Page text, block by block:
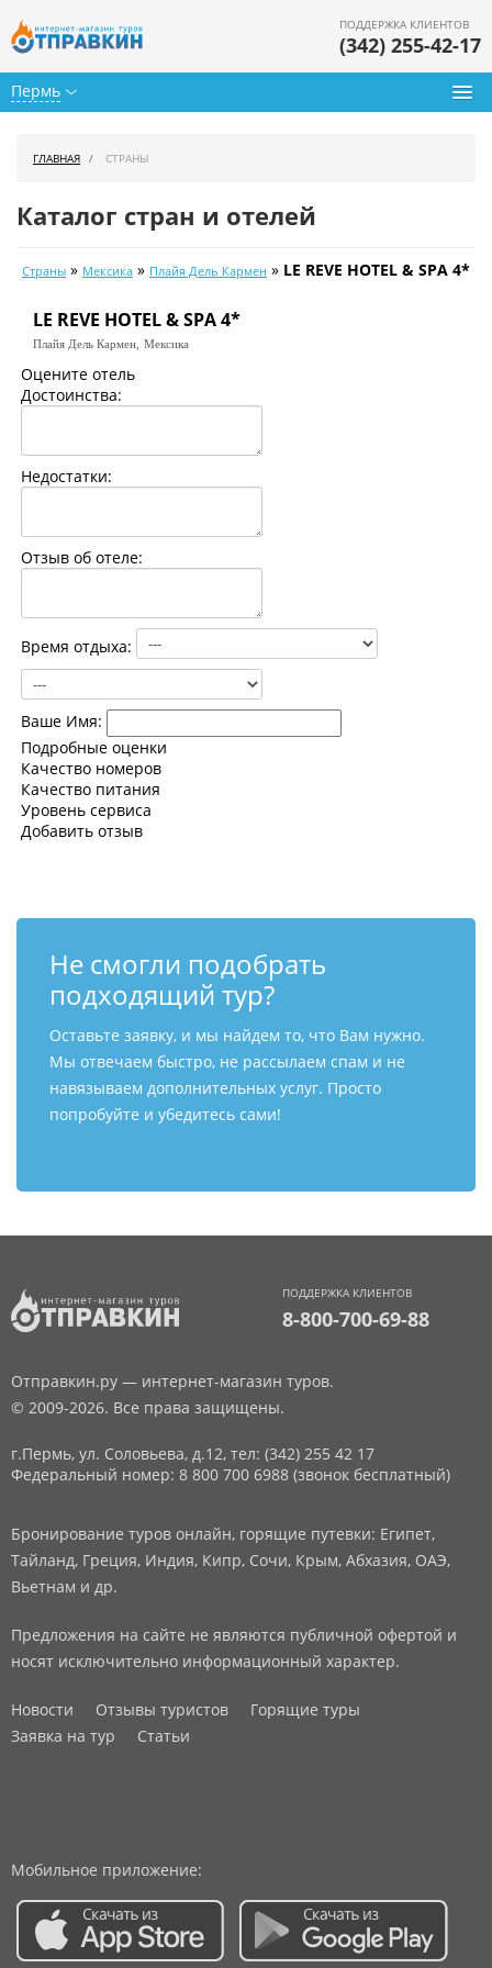
Пермь
ПОДДЕРЖКА КЛИЕНТОВ
(342) 255-42-17
Календарь туров
Цены дня
Страны
ГЛАВНАЯ СТРАНЫ
Каталог стран и отелей
Страны » Мексика » Плайя Дель Кармен » LE REVE HOTEL & SPA 4*
LE REVE HOTEL & SPA 4*
Плайя Дель Кармен, Мексика
Оцените отель
Достоинства:
Недостатки:
Отзыв об отеле:
Время отдыха:
Ваше Имя:
Подробные оценки
Качество номеров
Качество питания
Уровень сервиса
Добавить отзыв
Не смогли подобрать
подходящий тур?
Оставьте заявку, и мы найдем то, что Вам нужно.
Мы отвечаем быстро, не рассылаем спам и не
навязываем дополнительных услуг. Просто
попробуйте и убедитесь сами!
ПОДДЕРЖКА КЛИЕНТОВ
8-800-700-69-88
Отправкин.ру — интернет-магазин туров.
© 2009-2026. Все права защищены.
г.Пермь, ул. Соловьева, д.12, тел: (342) 255 42 17
Федеральный номер: 8 800 700 6988 (звонок бесплатный)
Бронирование туров онлайн, горящие путевки: Египет,
Тайланд, Греция, Индия, Кипр, Сочи, Крым, Абхазия, ОАЭ,
Вьетнам и др.
Предложения на сайте не являются публичной офертой и
носят исключительно информационный характер.
Новости Отзывы туристов
Горящие туры
Заявка на тур
Статьи
Мобильное приложение: